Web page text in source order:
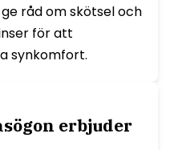
råd om skötsel och
för att
synkomfort.
erbjuder